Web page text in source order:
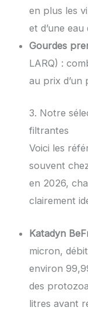
en plus les
et d’une eau
Gourdes
LARQ) :
au prix d’un
3. Notre
filtrantes
Voici les
souvent
en 2026,
clairement
Katadyn
micron,
environ
des
litres avant